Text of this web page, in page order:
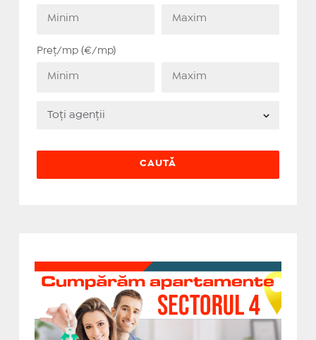
Preț/mp (€/mp)